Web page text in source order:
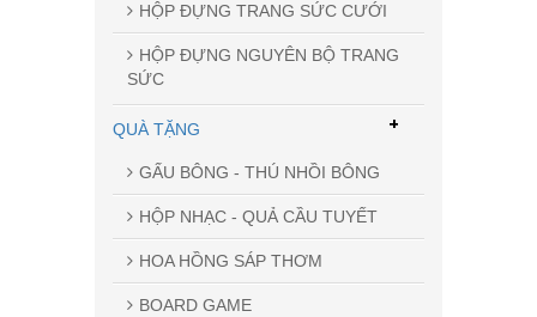
HỘP ĐỰNG TRANG SỨC CƯỚI
HỘP ĐỰNG NGUYÊN BỘ TRANG
SỨC
QUÀ TẶNG
GẤU BÔNG - THÚ NHỒI BÔNG
HỘP NHẠC - QUẢ CẦU TUYẾT
HOA HỒNG SÁP THƠM
BOARD GAME
+